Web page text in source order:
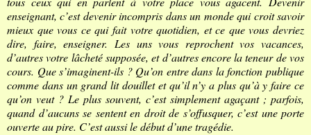
enseignant, c’est devenir incompris dans un monde qui croit savoir
mieux que vous ce qui fait votre quotidien, et ce que vous devriez
dire, faire, enseigner. Les uns vous reprochent vos vacances,
d’autres votre lâcheté supposée, et d’autres encore la teneur de vos
cours. Que s’imaginent-ils ? Qu’on entre dans la fonction publique
comme dans un grand lit douillet et qu’il n’y a plus qu’à y faire ce
qu’on veut ? Le plus souvent, c’est simplement agaçant ; parfois,
quand d’aucuns se sentent en droit de s’offusquer, c’est une porte
ouverte au pire. C’est aussi le début d’une tragédie.